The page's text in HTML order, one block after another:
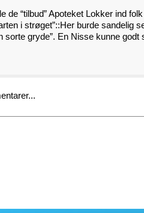
de “tilbud” Apoteket Lokker ind
i strøget”::Her burde sandelig
sorte gryde”. En Nisse kunne godt